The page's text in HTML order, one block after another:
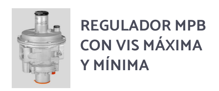
REGULADOR MPB
CON VIS MÁXIMA
Y MÍNIMA